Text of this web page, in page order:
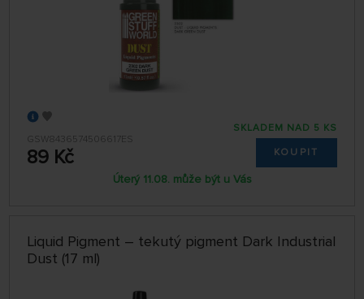
GSW8436574506617ES
89 Kč
SKLADEM NAD 5 KS
KOUPIT
Úterý 11.08. může být u Vás
Liquid Pigment – tekutý pigment Dark Industrial
Dust (17 ml)